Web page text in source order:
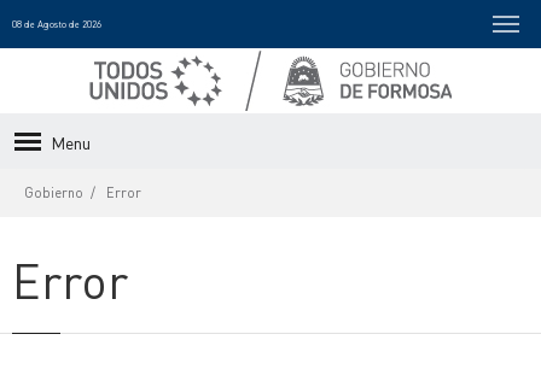
08 de Agosto de 2026
Menu
Gobierno Error
Error